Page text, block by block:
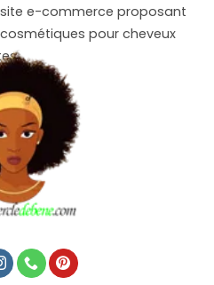
e-commerce proposant
pour cheveux